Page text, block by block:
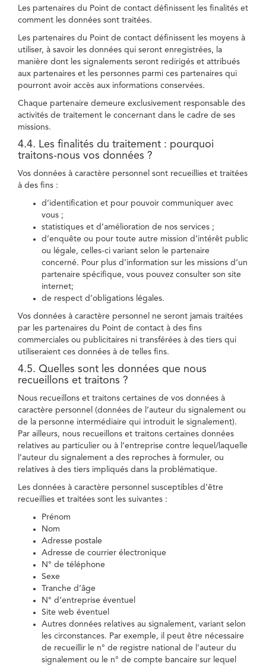
Les partenaires du Point de contact définissent les finalités et
comment les données sont traitées.
Les partenaires du Point de contact définissent les moyens à
utiliser, à savoir les données qui seront enregistrées, la
manière dont les signalements seront redirigés et attribués
aux partenaires et les personnes parmi ces partenaires qui
pourront avoir accès aux informations conservées.
Chaque partenaire demeure exclusivement responsable des
activités de traitement le concernant dans le cadre de ses
missions.
4.4. Les finalités du traitement : pourquoi
traitons-nous vos données ?
Vos données à caractère personnel sont recueillies et traitées
à des fins :
d’identification et pour pouvoir communiquer avec
vous ;
statistiques et d’amélioration de nos services ;
d’enquête ou pour toute autre mission d’intérêt public
ou légale, celles-ci variant selon le partenaire
concerné. Pour plus d’information sur les missions d’un
partenaire spécifique, vous pouvez consulter son site
internet;
de respect d’obligations légales.
Vos données à caractère personnel ne seront jamais traitées
par les partenaires du Point de contact à des fins
commerciales ou publicitaires ni transférées à des tiers qui
utiliseraient ces données à de telles fins.
4.5. Quelles sont les données que nous
recueillons et traitons ?
Nous recueillons et traitons certaines de vos données à
caractère personnel (données de l’auteur du signalement ou
de la personne intermédiaire qui introduit le signalement).
Par ailleurs, nous recueillons et traitons certaines données
relatives au particulier ou à l’entreprise contre lequel/laquelle
l’auteur du signalement a des reproches à formuler, ou
relatives à des tiers impliqués dans la problématique.
Les données à caractère personnel susceptibles d’être
recueillies et traitées sont les suivantes :
Prénom
Nom
Adresse postale
Adresse de courrier électronique
N° de téléphone
Sexe
Tranche d’âge
N° d’entreprise éventuel
Site web éventuel
Autres données relatives au signalement, variant selon
les circonstances. Par exemple, il peut être nécessaire
de recueillir le n° de registre national de l’auteur du
signalement ou le n° de compte bancaire sur lequel